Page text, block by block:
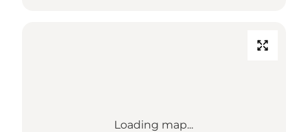
Loading map...